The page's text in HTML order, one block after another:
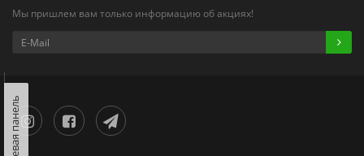
Мы пришлем вам только информацию об акциях!
Левая панель